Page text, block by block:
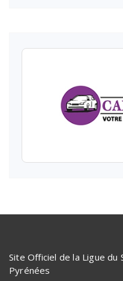
Site Officiel de la Ligue du
Pyrénées